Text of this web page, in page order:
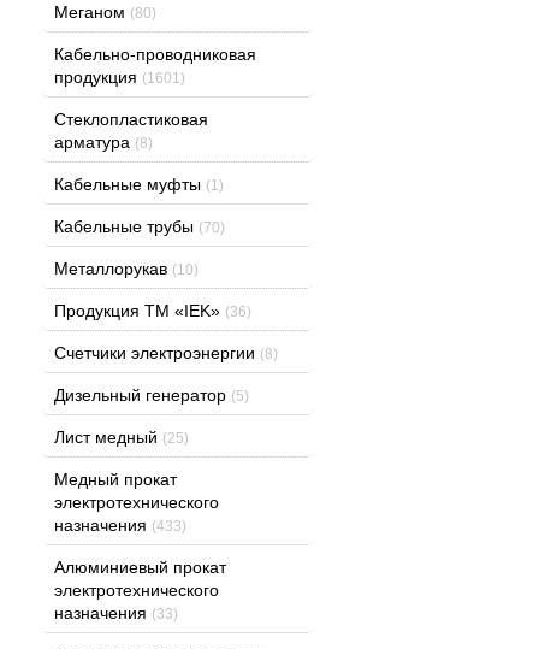
Меганом (80)
Кабельно-проводниковая
продукция (1601)
Стеклопластиковая
арматура (8)
Кабельные муфты (1)
Кабельные трубы (70)
Металлорукав (10)
Продукция ТМ «IEK» (36)
Счетчики электроэнергии (8)
Дизельный генератор (5)
Лист медный (25)
Медный прокат
электротехнического
назначения (433)
Алюминиевый прокат
электротехнического
назначения (33)